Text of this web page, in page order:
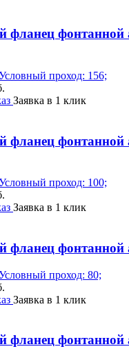
фланец
проход: 156;
Заявка в 1 клик
фланец
проход: 100;
Заявка в 1 клик
фланец фонтанной
проход: 80;
Заявка в 1 клик
фланец фонтанной